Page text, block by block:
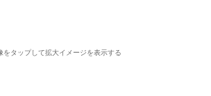
をタップして拡大イメージを表示する